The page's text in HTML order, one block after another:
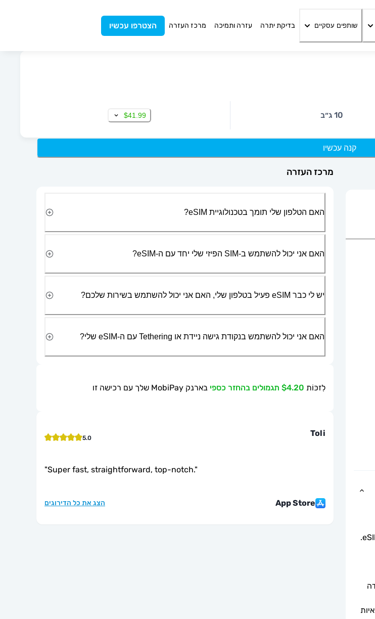
שותפים עסקיים בדיקת יתרה עזרה ותמיכה מרכז העזרה הצטרפו עכשיו
10 ג״ב $41.99
קנה עכשיו
מרכז העזרה
האם הטלפון שלי תומך בטכנולוגיית eSIM?
האם אני יכול להשתמש ב-SIM הפיזי שלי יחד עם ה-eSIM?
יש לי כבר eSIM פעיל בטלפון שלי, האם אני יכול להשתמש בשירות שלכם?
האם אני יכול להשתמש בנקודת גישה ניידת או Tethering עם ה-eSIM שלי?
לִזכּוֹת $4.20 תגמולים בהחזר כספי בארנק MobiPay שלך עם רכישה זו
Toli
5.0
"Super fast, straightforward, top-notch."
App Store הצג את כל הדירוגים